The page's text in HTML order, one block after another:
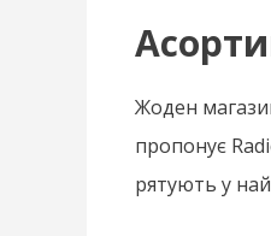
Жоден
пропонує
рятують у